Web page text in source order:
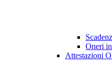
Oneri
Attestazioni